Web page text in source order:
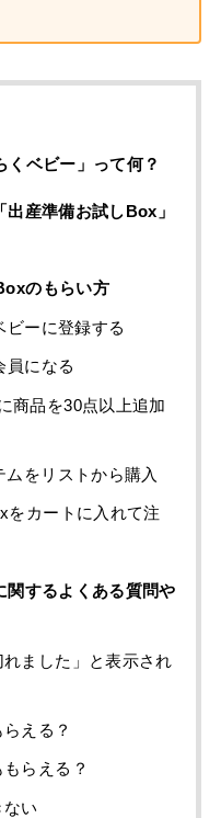
ベビー」って何？
産準備お試しBox」
のもらい方
ーに登録する
になる
商品を30点以上追加
をリストから購入
カートに入れて注
するよくある質問や
ました」と表示され
える？
らえる？
い